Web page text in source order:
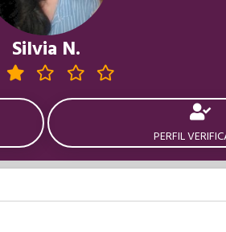
Silvia N.
PERFIL